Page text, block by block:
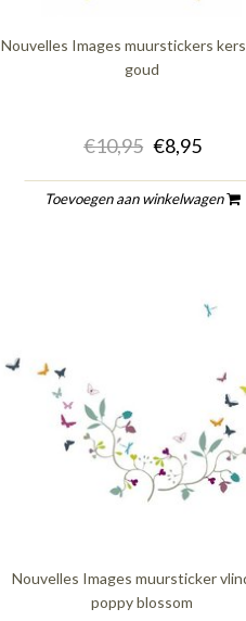
Nouvelles Images muurstickers
goud
€10,95 €8,95
Toevoegen aan winkelwagen
Nouvelles Images muursticker
poppy blossom